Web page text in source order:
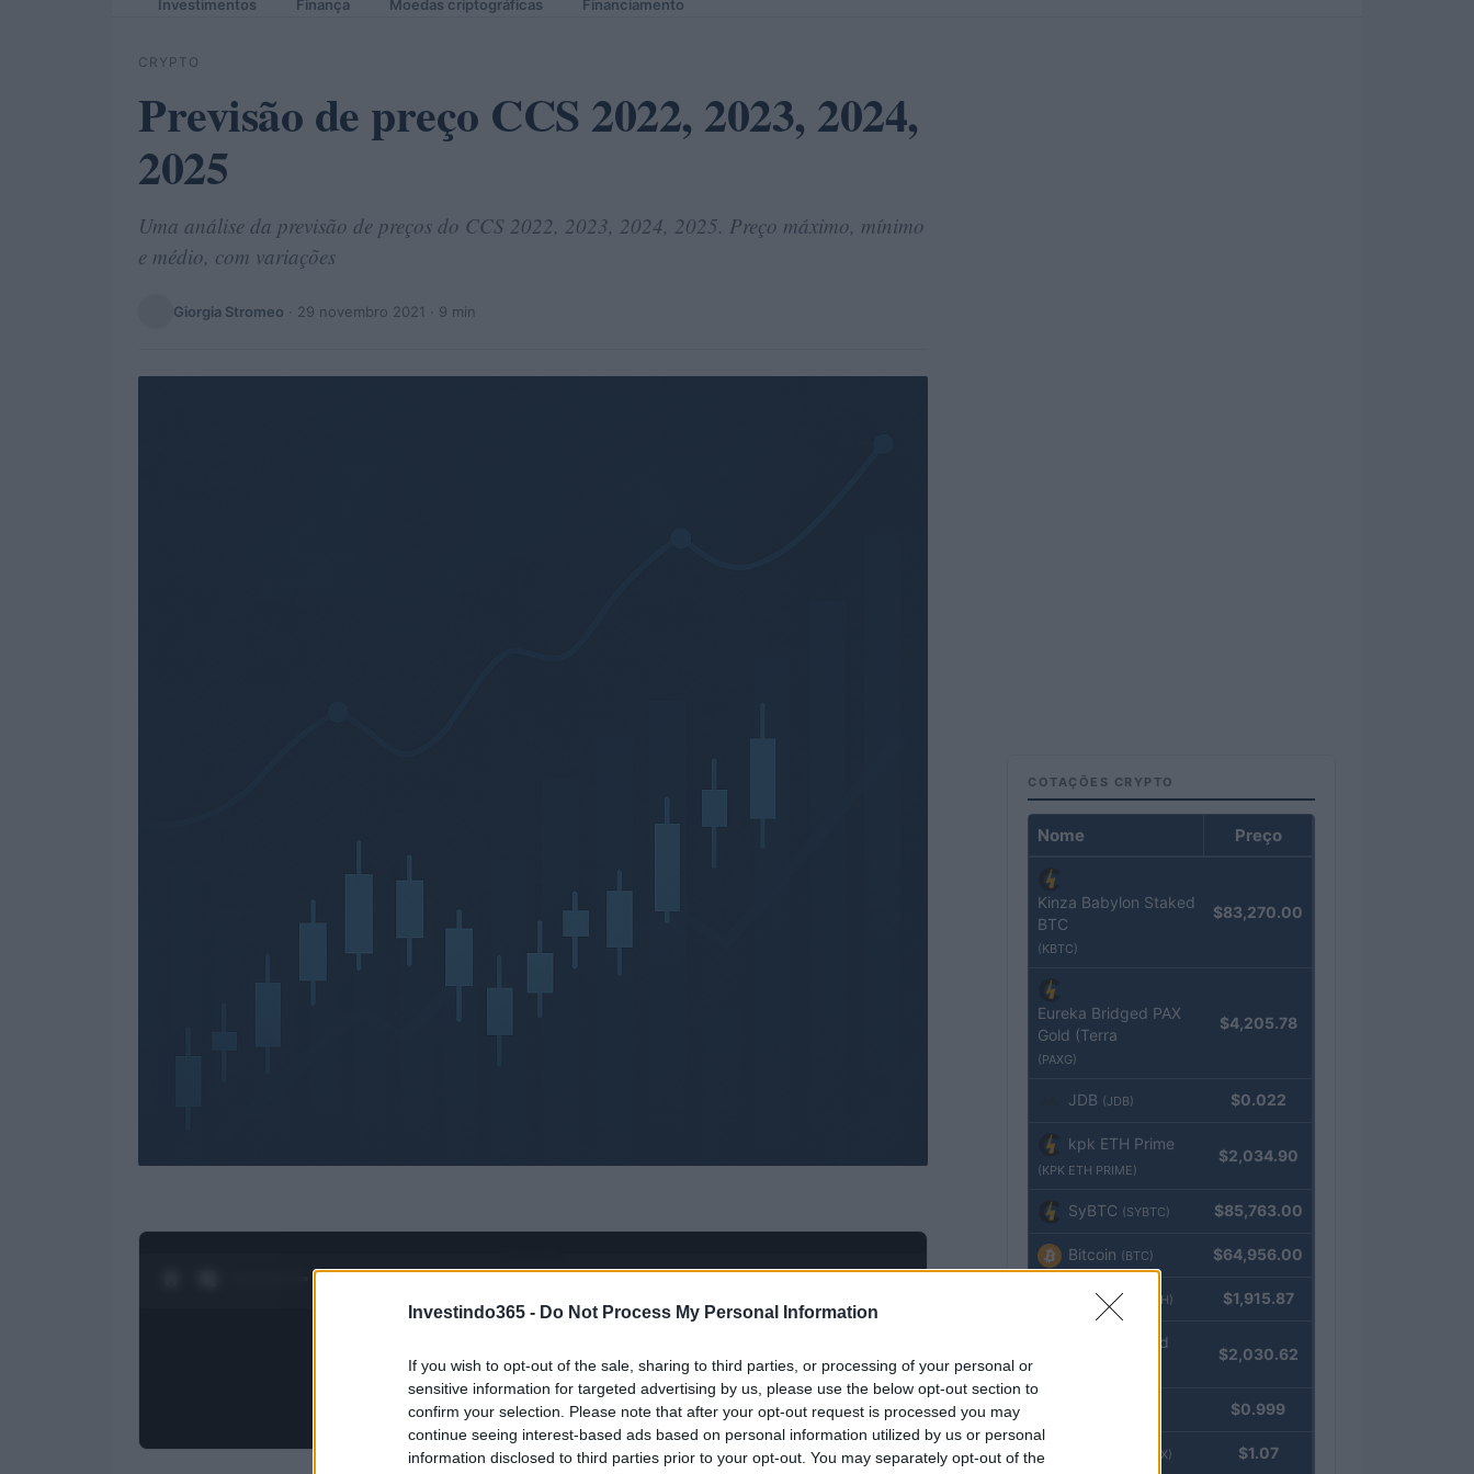
Investindo365 - Do Not Process My Personal Information
If you wish to opt-out of the sale, sharing to third parties, or processing of your personal or
sensitive information for targeted advertising by us, please use the below opt-out section to
confirm your selection. Please note that after your opt-out request is processed you may
continue seeing interest-based ads based on personal information utilized by us or personal
information disclosed to third parties prior to your opt-out. You may separately opt-out of the
Investimentos Finança Moedas criptográficas Financiamento
CRYPTO
Previsão de preço CCS 2022, 2023, 2024,
2025
Uma análise da previsão de preços do CCS 2022, 2023, 2024, 2025. Preço máximo, mínimo
e médio, com variações
Giorgia Stromeo · 29 novembro 2021 · 9 min
COTAÇÕES CRYPTO
Nome Preço
Kinza Babylon Staked
BTC
(KBTC)
$83,270.00
Eureka Bridged PAX
Gold (Terra
(PAXG)
$4,205.78
JDB (JDB) $0.022
kpk ETH Prime
(KPK ETH PRIME)
$2,034.90
SyBTC (SYBTC) $85,763.00
Bitcoin (BTC) $64,956.00
Ethereum (ETH) $1,915.87
kpk ETH Yield
$2,030.62
$0.999
(USDEX) $1.07